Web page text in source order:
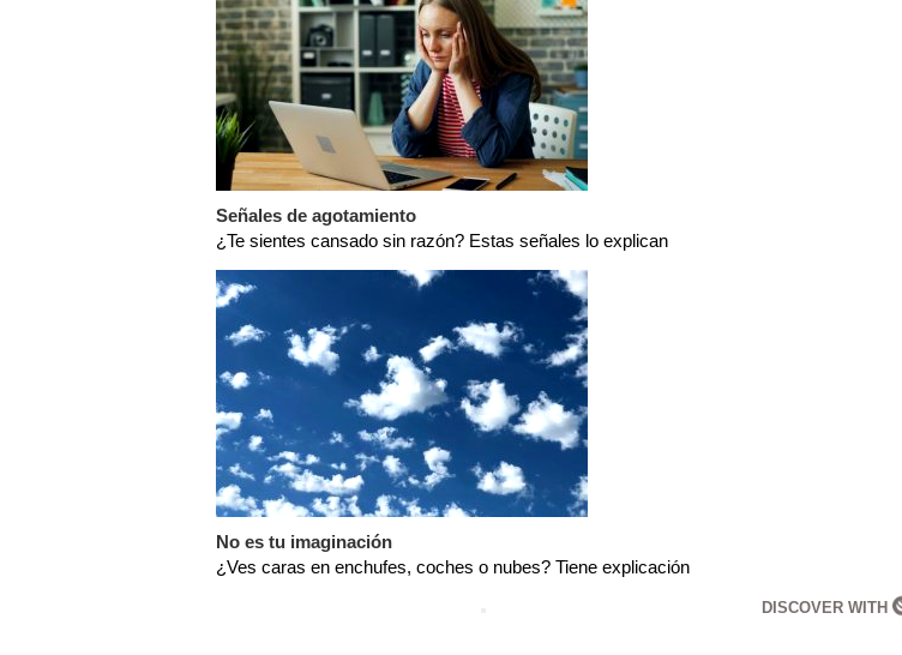
Señales de agotamiento
¿Te sientes cansado sin razón? Estas señales lo explican
No es tu imaginación
¿Ves caras en enchufes, coches o nubes? Tiene explicación
DISCOVER WITH